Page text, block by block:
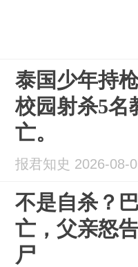
泰国少年持
校园射杀5名
亡。
报君知史 2026-08-
不是自杀？
亡，父亲怒
尸